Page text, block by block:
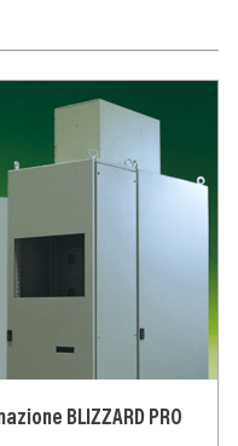
BLIZZARD PRO